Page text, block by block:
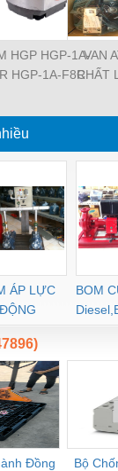
HGP HGP-1A-
HGP-1A-F8R
HGP-2A-F3R
F4R4R HGP-
F4RF4RF4R
HGP-33A-
F14R14R
VAN
CHẤT
004
/ E 20
ÁP LỰC
BOM
CHUA
Đồng
Bộ